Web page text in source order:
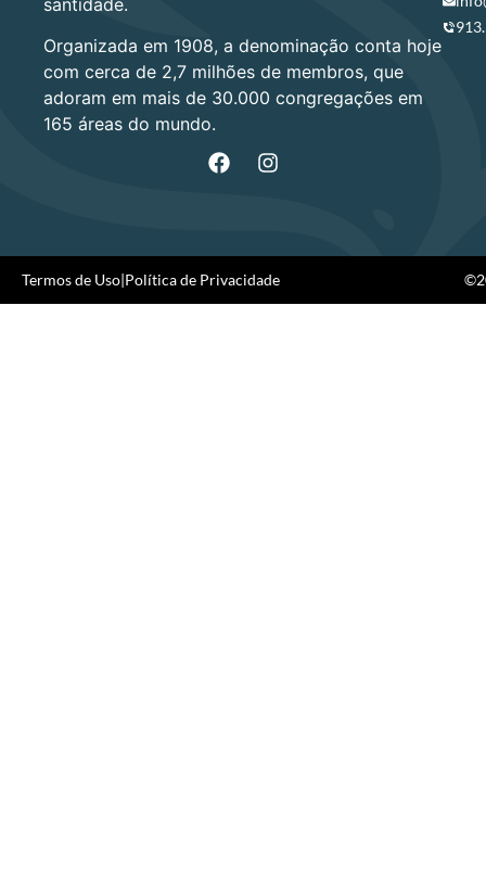
Organizada em 1908, a denominação conta hoje
com cerca de 2,7 milhões de membros, que
adoram em mais de 30.000 congregações em
165 áreas do mundo.
Termos de Uso|Política de Privacidade